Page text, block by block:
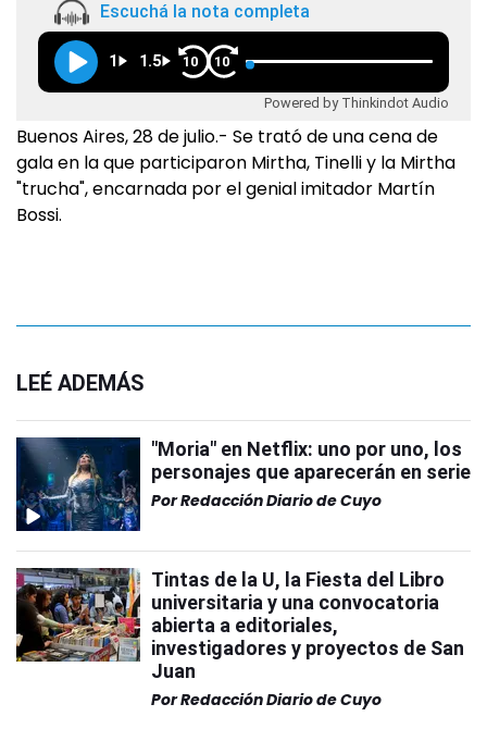
Escuchá la nota completa
1 1.5 10 10
Powered by Thinkindot Audio
Buenos Aires, 28 de julio.- Se trató de una cena de
gala en la que participaron Mirtha, Tinelli y la Mirtha
"trucha", encarnada por el genial imitador Martín
Bossi.
LEÉ ADEMÁS
"Moria" en Netflix: uno por uno, los
personajes que aparecerán en serie
PorRedacción Diario de Cuyo
Tintas de la U, la Fiesta del Libro
universitaria y una convocatoria
abierta a editoriales,
investigadores y proyectos de San
Juan
PorRedacción Diario de Cuyo